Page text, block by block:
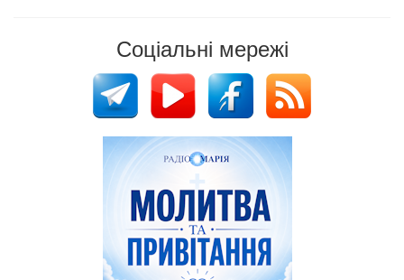
Соціальні мережі